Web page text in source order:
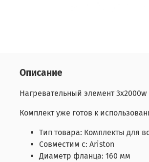
Описание
Нагревательный элемент 3х2000w
Комплект уже готов к
Тип товара: Комплекты для
Совместим с: Ariston
Диаметр фланца: 160 мм